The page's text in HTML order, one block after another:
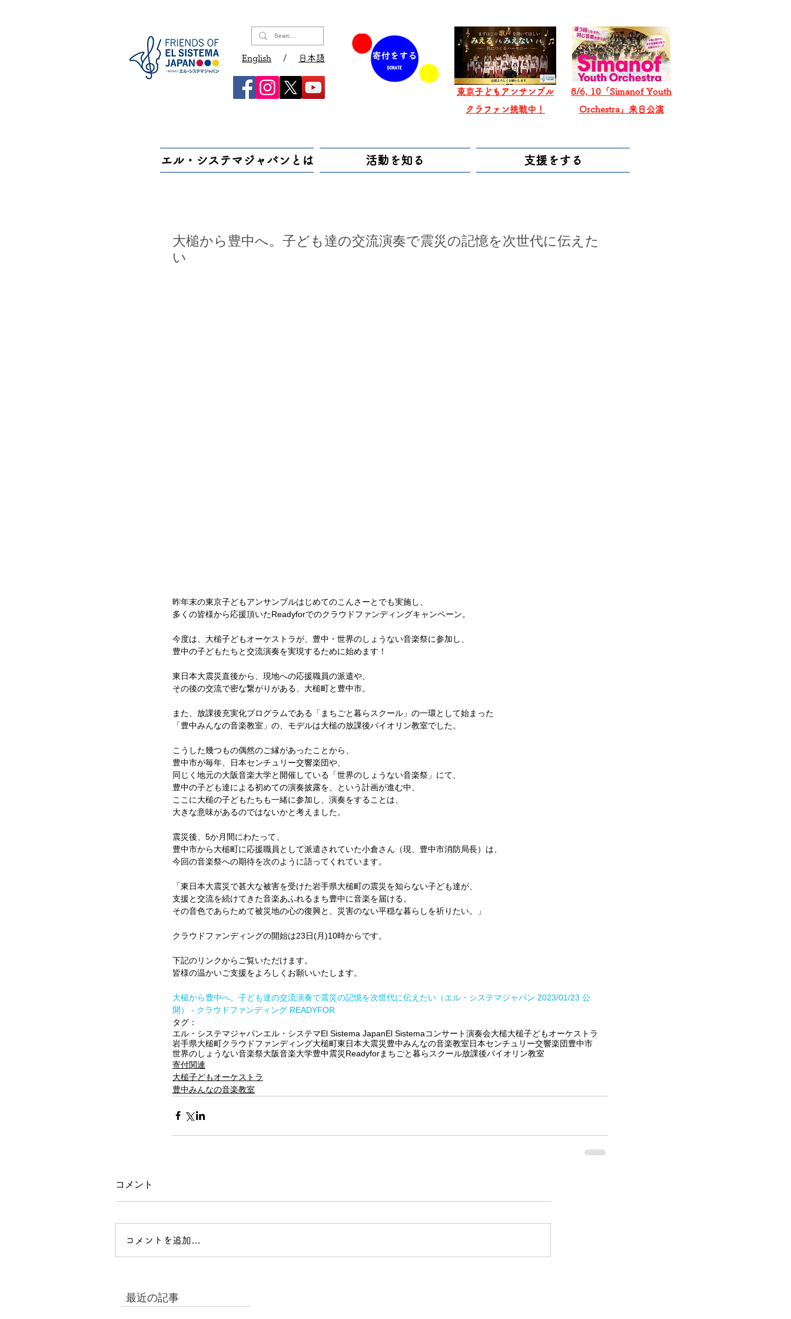
English / 日本語
東京子どもアンサンブル
​クラファン挑戦中！
8/6, 10「Simanof Youth
Orchestra」来日公演
エル・システマジャパンとは 活動を知る 支援をする
大槌から豊中へ。子ども達の交流演奏で震災の記憶を次世代に伝えた
い
昨年末の東京子どもアンサンブルはじめてのこんさーとでも実施し、
多くの皆様から応援頂いたReadyforでのクラウドファンディングキャンペーン。
今度は、大槌子どもオーケストラが、豊中・世界のしょうない音楽祭に参加し、
豊中の子どもたちと交流演奏を実現するために始めます！
東日本大震災直後から、現地への応援職員の派遣や、
その後の交流で密な繋がりがある、大槌町と豊中市。
また、放課後充実化プログラムである「まちごと暮らスクール」の一環として始まった
「豊中みんなの音楽教室」の、モデルは大槌の放課後バイオリン教室でした。
こうした幾つもの偶然のご縁があったことから、
豊中市が毎年、日本センチュリー交響楽団や、
同じく地元の大阪音楽大学と開催している「世界のしょうない音楽祭」にて、
豊中の子ども達による初めての演奏披露を、という計画が進む中、
ここに大槌の子どもたちも一緒に参加し、演奏をすることは、
大きな意味があるのではないかと考えました。
震災後、5か月間にわたって、
豊中市から大槌町に応援職員として派遣されていた小倉さん（現、豊中市消防局長）は、
今回の音楽祭への期待を次のように語ってくれています。
「東日本大震災で甚大な被害を受けた岩手県大槌町の震災を知らない子ども達が、
支援と交流を続けてきた音楽あふれるまち豊中に音楽を届ける。
その音色であらためて被災地の心の復興と、災害のない平穏な暮らしを祈りたい。」
クラウドファンディングの開始は23日(月)10時からです。
下記のリンクからご覧いただけます。
皆様の温かいご支援をよろしくお願いいたします。
大槌から豊中へ。子ども達の交流演奏で震災の記憶を次世代に伝えたい（エル・システマジャパン 2023/01/23 公
開） - クラウドファンディング READYFOR
タグ：
エル・システマジャパンエル・システマEl Sistema JapanEl Sistemaコンサート演奏会大槌大槌子どもオーケストラ
岩手県大槌町クラウドファンディング大槌町東日本大震災豊中みんなの音楽教室日本センチュリー交響楽団豊中市
世界のしょうない音楽祭大阪音楽大学豊中震災Readyforまちごと暮らスクール放課後バイオリン教室
寄付関連
大槌子どもオーケストラ
豊中みんなの音楽教室
コメント
コメントを追加…
最近の記事